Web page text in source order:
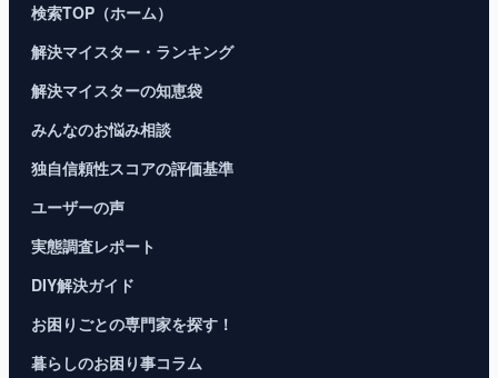
検索TOP（ホーム）
解決マイスター・ランキング
解決マイスターの知恵袋
みんなのお悩み相談
独自信頼性スコアの評価基準
ユーザーの声
実態調査レポート
DIY解決ガイド
お困りごとの専門家を探す！
暮らしのお困り事コラム